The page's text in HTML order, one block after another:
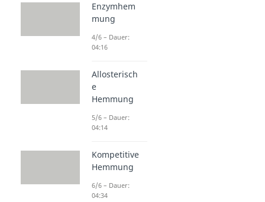
Enzymhem
mung
4/6 – Dauer:
04:16
Allosterisch
e
Hemmung
5/6 – Dauer:
04:14
Kompetitive
Hemmung
6/6 – Dauer:
04:34